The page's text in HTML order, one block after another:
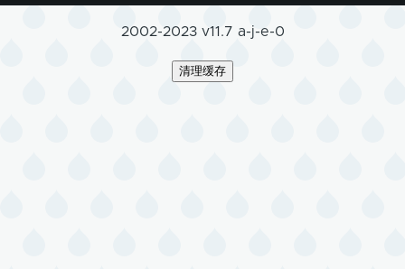
2002-2023 v11.7 a-j-e-0